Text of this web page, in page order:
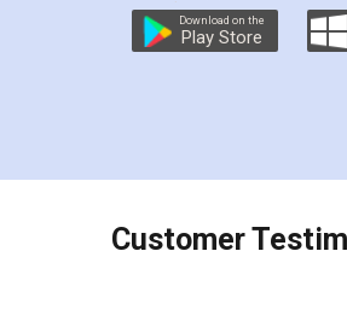
Download on the
Play Store
Customer